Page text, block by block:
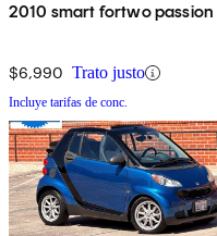
2010 smart fortwo passion
$6,990 Trato justo
Incluye tarifas de conc.